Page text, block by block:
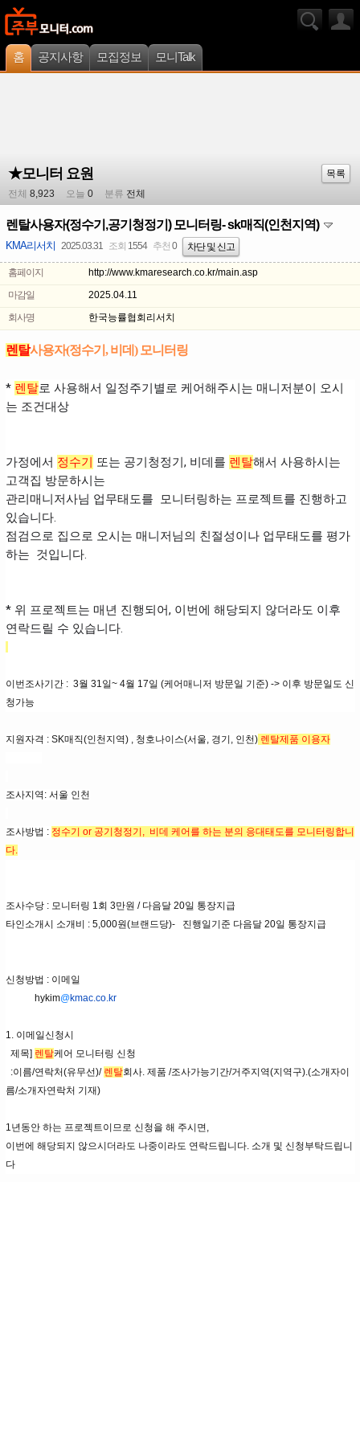
홈 공지사항 모집정보 모니Talk
★모니터 요원
목록
전체 8,923 오늘 0 분류 전체
렌탈사용자(정수기,공기청정기) 모니터링- sk매직(인천지역)
KMA리서치 2025.03.31 조회 1554 추천 0 차단 및 신고
홈페이지
http://www.kmaresearch.co.kr/main.asp
마감일
2025.04.11
회사명
한국능률협회리서치
렌탈사용자(정수기, 비데) 모니터링
* 렌탈로 사용해서 일정주기별로 케어해주시는 매니저분이 오시
는 조건대상
가정에서 정수기 또는 공기청정기, 비데를 렌탈해서 사용하시는
고객집 방문하시는
관리매니저사님 업무태도를 모니터링하는 프로젝트를 진행하고
있습니다.
점검으로 집으로 오시는 매니저님의 친절성이나 업무태도를 평가
하는 것입니다.
* 위 프로젝트는 매년 진행되어, 이번에 해당되지 않더라도 이후
연락드릴 수 있습니다.
이번조사기간 : 3월 31일~ 4월 17일 (케어매니저 방문일 기준) -> 이후 방문일도 신
청가능
지원자격 : SK매직(인천지역) , 청호나이스(서울, 경기, 인천) 렌탈제품 이용자
조사지역: 서울 인천
조사방법 : 정수기 or 공기청정기, 비데 케어를 하는 분의 응대태도를 모니터링합니
다.
조사수당 : 모니터링 1회 3만원 / 다음달 20일 통장지급
타인소개시 소개비 : 5,000원(브랜드당)- 진행일기준 다음달 20일 통장지급
신청방법 : 이메일
hykim@kmac.co.kr
1. 이메일신청시
제목] 렌탈케어 모니터링 신청
:이름/연락처(유무선)/ 렌탈회사. 제품 /조사가능기간/거주지역(지역구).(소개자이
름/소개자연락처 기재)
1년동안 하는 프로젝트이므로 신청을 해 주시면,
이번에 해당되지 않으시더라도 나중이라도 연락드립니다. 소개 및 신청부탁드립니
다